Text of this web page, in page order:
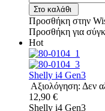
Στο καλάθι
Προσθήκη στην
Προσθήκη για
Hot
Shelly i4 Gen3
Αξιολόγηση: Δεν
12,90 €
Shelly i4 Gen3